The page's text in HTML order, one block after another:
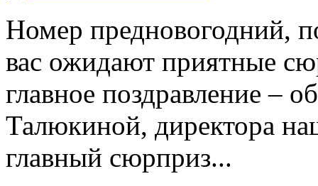
Номер предновогодний,
вас ожидают приятные
главное поздравление –
Талюкиной, директора
главный сюрприз...